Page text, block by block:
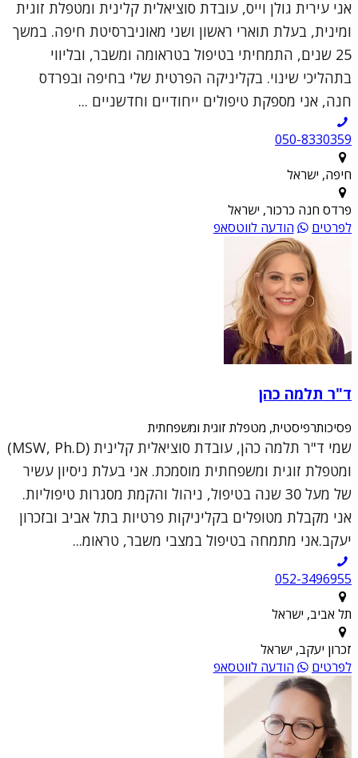
אני עירית גולן וייס, עובדת סוציאלית קלינית ומטפלת זוגית
ומינית, בעלת תוארי ראשון ושני מאוניברסיטת חיפה. במשך
25 שנים, התמחיתי בטיפול בטראומה ומשבר, ובליווי
בתהליכי שינוי. בקליניקה הפרטית שלי בחיפה ובפרדס
חנה, אני מספקת טיפולים ייחודיים וחדשניים ...
050-8330359
חיפה, ישראל
פרדס חנה כרכור, ישראל
לפרטים
הודעה לווטסאפ
ד"ר תלמה כהן
פסיכותרפיסטית, מטפלת זוגית ומשפחתית
שמי ד"ר תלמה כהן, עובדת סוציאלית קלינית (MSW, Ph.D)
ומטפלת זוגית ומשפחתית מוסמכת. אני בעלת ניסיון עשיר
של מעל 30 שנה בטיפול, ניהול והקמת מסגרות טיפוליות.
אני מקבלת מטופלים בקליניקות פרטיות בתל אביב ובזכרון
יעקב.אני מתמחה בטיפול במצבי משבר, טראומ...
052-3496955
תל אביב, ישראל
זכרון יעקב, ישראל
לפרטים
הודעה לווטסאפ